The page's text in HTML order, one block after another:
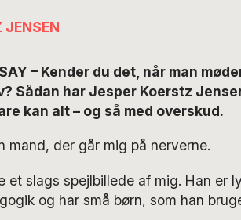
JENSEN
– Kender du det, når man
Sådan har Jesper Koerstz
kan alt – og så med overskud.
mand, der går mig på nerverne.
et slags spejlbillede af mig. Han er
og har små børn, som han